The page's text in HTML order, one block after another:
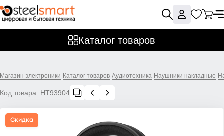
Каталог товаров
Магазин электроники-Каталог товаров-Аудиотехника-Наушники накладные-
Код товара: НТ93904
Скидка